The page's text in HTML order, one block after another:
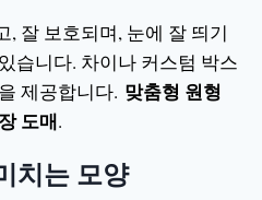
, 잘 보호되며, 눈에 잘 띄기
습니다. 차이나 커스텀 박스
제공합니다. 맞춤형 원형
도매.
치는 모양